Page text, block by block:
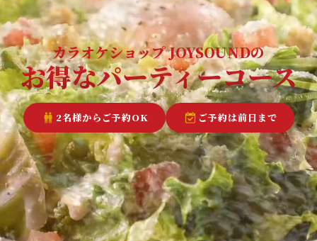
カラオケショップ JOYSOUNDの
お得なパーティーコース
2名様からご予約OK ご予約は前日まで